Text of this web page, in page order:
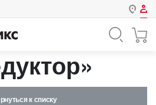
к списку